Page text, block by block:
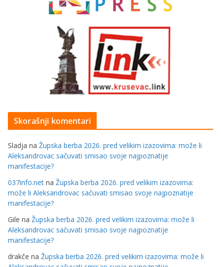
Skorašnji komentari
Sladja na Župska berba 2026. pred velikim izazovima: može li
Aleksandrovac sačuvati smisao svoje najpoznatije
manifestacije?
037info.net na Župska berba 2026. pred velikim izazovima:
može li Aleksandrovac sačuvati smisao svoje najpoznatije
manifestacije?
Gile na Župska berba 2026. pred velikim izazovima: može li
Aleksandrovac sačuvati smisao svoje najpoznatije
manifestacije?
drakče na Župska berba 2026. pred velikim izazovima: može li